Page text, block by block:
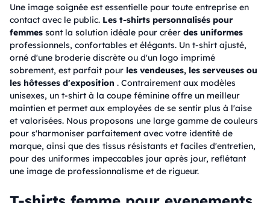
Une image soignée est essentielle pour toute entreprise en
contact avec le public. Les t-shirts personnalisés pour
femmes sont la solution idéale pour créer des uniformes
professionnels, confortables et élégants. Un t-shirt ajusté,
orné d'une broderie discrète ou d'un logo imprimé
sobrement, est parfait pour les vendeuses, les serveuses ou
les hôtesses d'exposition . Contrairement aux modèles
unisexes, un t-shirt à la coupe féminine offre un meilleur
maintien et permet aux employées de se sentir plus à l'aise
et valorisées. Nous proposons une large gamme de couleurs
pour s'harmoniser parfaitement avec votre identité de
marque, ainsi que des tissus résistants et faciles d'entretien,
pour des uniformes impeccables jour après jour, reflétant
une image de professionnalisme et de rigueur.